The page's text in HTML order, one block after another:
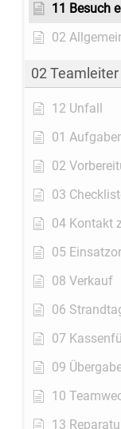
11 Besuch
02
02 Teamleiter
12 Unfall
01
02
03
04 Kontakt
05
08 Verkauf
06
07
09
10
13